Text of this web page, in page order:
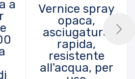
a
Vernice spray
opaca,
asciugatura
rapida,
resistente
all'acqua, per